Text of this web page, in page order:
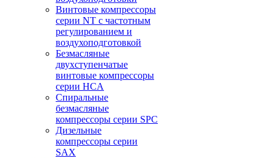
Винтовые компрессоры
серии NT с частотным
регулированием и
воздухоподготовкой
Безмасляные
двухступенчатые
винтовые компрессоры
серии HCA
Спиральные
безмасляные
компрессоры серии SPC
Дизельные
компрессоры серии
SAX